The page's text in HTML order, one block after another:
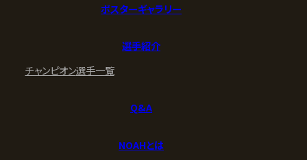
ポスターギャラリー
選手紹介
チャンピオン選手一覧
Q&A
NOAHとは